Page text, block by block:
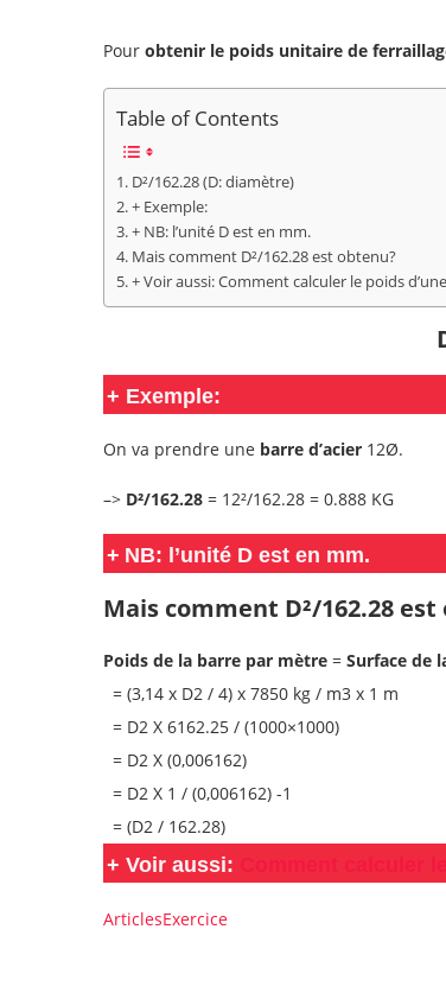
Pour obtenir le poids unitaire de
Table of Contents
D²/162.28 (D: diamètre)
+ Exemple:
+ NB: l’unité D est en mm.
Mais comment D²/162.28 est obtenu?
+ Voir aussi: Comment calculer le poids
+ Exemple:
On va prendre une barre d’acier 12Ø.
–> D²/162.28 = 12²/162.28 = 0.888 KG
+ NB: l’unité D est en mm.
Mais comment D²/162.28
Poids de la barre par mètre = Surface de
= (3,14 x D2 / 4) x 7850 kg / m3 x 1 m
= D2 X 6162.25 / (1000×1000)
= D2 X (0,006162)
= D2 X 1 / (0,006162) -1
= (D2 / 162.28)
+ Voir aussi:
ArticlesExercice